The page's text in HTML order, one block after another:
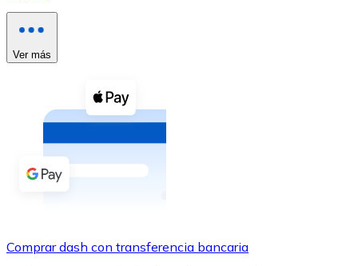
Efectivo
Comprar con efectivo
Transferencia SEPA
Añade fondos a tu cuenta Bitnovo o realiza compras
Utiliza tarjetas Visa y Mastercard para comprar
Ver más
Comprar dash con transferencia bancaria